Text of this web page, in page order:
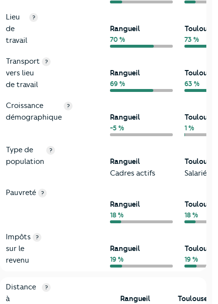
Lieu
de
travail
?
Rangueil
70 %
Toulouse
73 %
Transport
vers lieu
de travail
?
Rangueil
69 %
Toulouse
63 %
Croissance
démographique
?
Rangueil
-5 %
Toulouse
1 %
Type de
population
?
Rangueil
Cadres actifs
Toulouse
Salariés
Pauvreté ?
Rangueil
18 %
Toulouse
18 %
Impôts
sur le
revenu
?
Rangueil
19 %
Toulouse
19 %
3-Environnement
Critères Rangueil
Distance
à
?
Rangueil
Toulouse